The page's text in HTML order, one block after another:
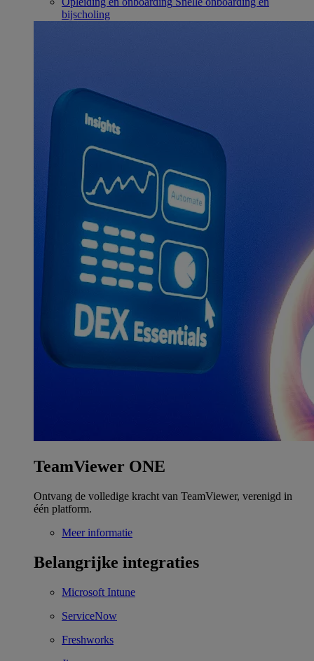
bijscholing
TeamViewer ONE
Ontvang de volledige kracht van TeamViewer, verenigd in
één platform.
Meer informatie
Belangrijke integraties
Microsoft Intune
ServiceNow
Freshworks